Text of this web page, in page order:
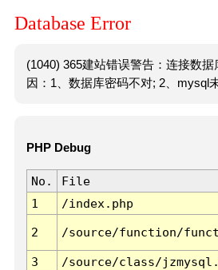
Database Error
(1040) 365建站错误警告：连接数
因：1、数据库密码不对; 2、mysql
PHP Debug
No. File
1
/index.php
2 /source/function/
3 /source/class/